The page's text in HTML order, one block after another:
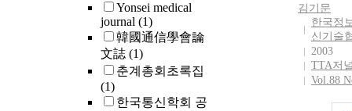
Yonsei medical
journal (1)
韓國通信學會論
文誌 (1)
춘계총회초록집
(1)
한국통신학회 공
김기문
한국정
신기술
2003
TTA저
Vol.88